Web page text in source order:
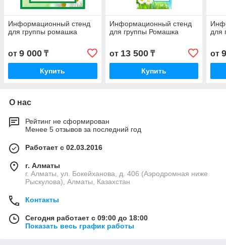
Информационный стенд
для группы ромашка
от 9 000 ₸
Купить
Информационный стенд
для группы Ромашка
от 13 500₸
Купить
для
от
О нас
Рейтинг не сформирован
Менее 5 отзывов за последний год
Работает с 02.03.2016
г. Алматы
г. Алматы, ул. Бокейханова, д. 406 (Аэродромная ниже
Рыскулова), Алматы, Казахстан
Контакты
Сегодня работает с 09:00 до 18:00
Показать весь график работы